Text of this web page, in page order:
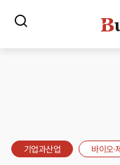
기업과산업 바이오·